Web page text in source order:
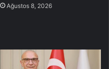
Ağustos 8, 2026